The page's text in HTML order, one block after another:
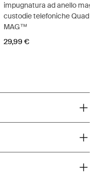
impugnatura ad anello
custodie telefoniche Quad
MAG™
29,99 €